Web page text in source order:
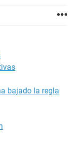
bajado la regla